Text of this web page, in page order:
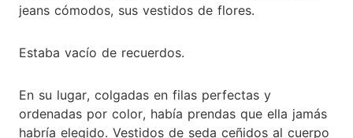
jeans cómodos, sus vestidos de flores.
Estaba vacío de recuerdos.
En su lugar, colgadas en filas perfectas y
ordenadas por color, había prendas que ella jamás
habría elegido. Vestidos de seda ceñidos al cuerpo